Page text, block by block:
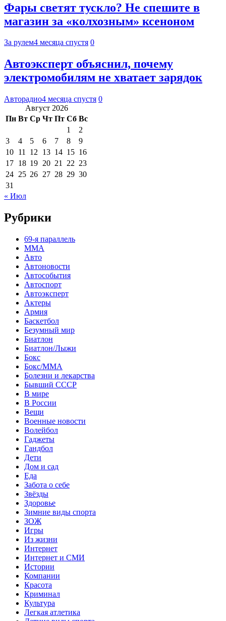
Фары светят тускло? Не спешите в
магазин за «колхозным» ксеноном
За рулем4 месяца спустя 0
Автоэксперт объяснил, почему
электромобилям не хватает зарядок
Авторадио4 месяца спустя 0
Август 2026
Пн Вт Ср Чт Пт Сб Вс
1
2
3
4 5 6 7 8
9
10 11 12 13 14 15 16
17 18 19 20 21 22 23
24 25 26 27 28 29 30
31
« Июл
Рубрики
69-я параллель
MMA
Авто
Автоновости
Автособытия
Автоспорт
Автоэксперт
Актеры
Армия
Баскетбол
Безумный мир
Биатлон
Биатлон/Лыжи
Бокс
Бокс/MMA
Болезни и лекарства
Бывший СССР
В мире
В России
Вещи
Военные новости
Волейбол
Гаджеты
Гандбол
Дети
Дом и сад
Еда
Забота о себе
Звёзды
Здоровье
Зимние виды спорта
ЗОЖ
Игры
Из жизни
Интернет
Интернет и СМИ
Истории
Компании
Красота
Криминал
Культура
Легкая атлетика